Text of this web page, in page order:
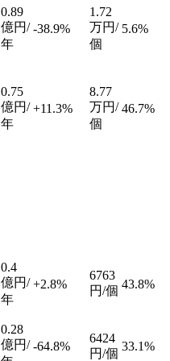
0.89
億円/
年
-38.9%
1.72
万円/
個
5.6%
0.75
億円/
年
+11.3%
8.77
万円/
個
46.7%
0.4
億円/
年
+2.8%
6763
円/個 43.8%
0.28
億円/ -64.8%
6424
円/個
33.1%